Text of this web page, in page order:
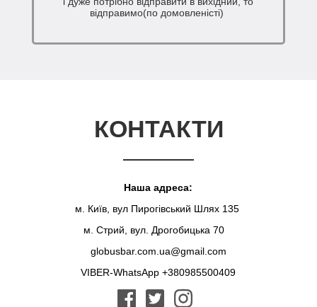
відправимо(по домовленісті)
КОНТАКТИ
Наша адреса:
м. Київ, вул Пирогівський Шлях 135
м. Стрий, вул. Дрогобицька 70
globusbar.com.ua@gmail.com
VIBER-WhatsApp +380985500409